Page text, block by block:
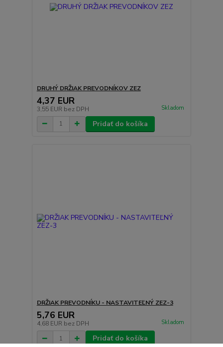
DRUHÝ DRŽIAK PREVODNÍKOV ZEZ
4,37 EUR
3,55 EUR bez DPH Skladom
Pridať do košíka
DRŽIAK PREVODNÍKU - NASTAVITEĽNÝ ZEZ-3
5,76 EUR
4,68 EUR bez DPH Skladom
Pridať do košíka